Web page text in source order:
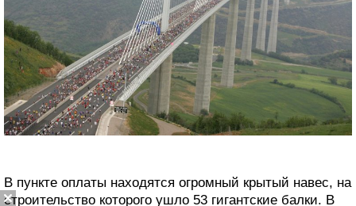
В пункте оплаты находятся огромный крытый навес, на
строительство которого ушло 53 гигантские балки. В